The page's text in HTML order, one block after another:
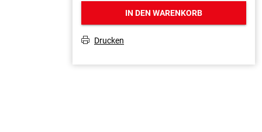
IN DEN WARENKORB
T Drucken